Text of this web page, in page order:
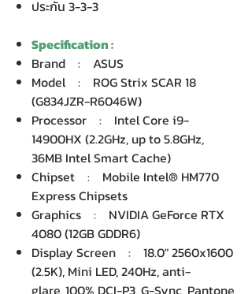
ประกัน 3-3-3
Specification :
Brand : ASUS
Model : ROG Strix SCAR 18
(G834JZR-R6046W)
Processor : Intel Core i9-
14900HX (2.2GHz, up to 5.8GHz,
36MB Intel Smart Cache)
Chipset : Mobile Intel® HM770
Express Chipsets
Graphics : NVIDIA GeForce RTX
4080 (12GB GDDR6)
Display Screen : 18.0" 2560x1600
(2.5K), Mini LED, 240Hz, anti-
glare, 100% DCI-P3, G-Sync, Pantone